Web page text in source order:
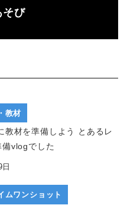
そび
教材
教材を準備しよう とあるレ
備vlogでした
ムワンショット